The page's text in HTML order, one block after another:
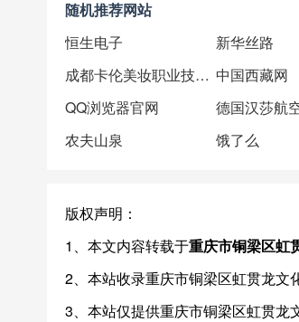
随机推荐网站
恒生电子
新华丝路
成都卡伦美妆职业技能培训学校 中国西藏网
QQ浏览器官网
德国汉莎航
农夫山泉
饿了么
版权声明：
1、本文内容转载于重庆市铜梁区虹
2、本站收录重庆市铜梁区虹贯龙文
3、本站仅提供重庆市铜梁区虹贯龙